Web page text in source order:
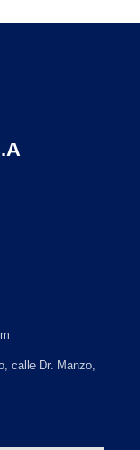
calle Dr. Manzo,